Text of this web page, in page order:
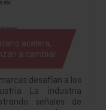
acelera,
a cambiar.
desafían a los
La industria
señales de